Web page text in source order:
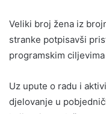
Veliki broj žena iz
stranke potpisavši
programskim ciljevima
Uz upute o radu i
djelovanje u